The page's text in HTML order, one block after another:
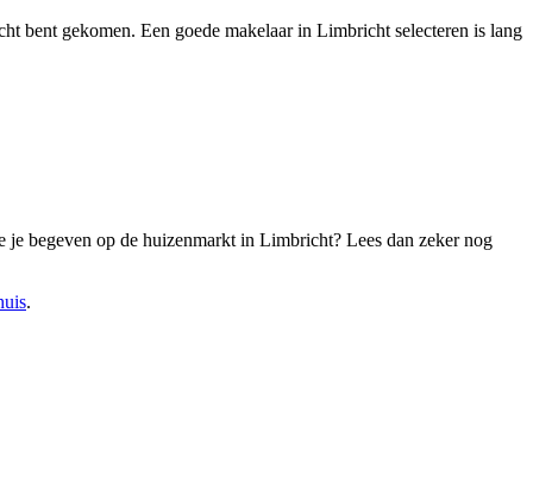
bent gekomen. Een goede makelaar in Limbricht selecteren is lang
begeven op de huizenmarkt in Limbricht? Lees dan zeker nog
.